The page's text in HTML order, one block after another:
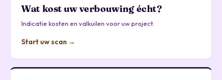
Wat kost uw verbouwing écht?
Indicatie kosten en valkuilen voor uw project.
Start uw scan →